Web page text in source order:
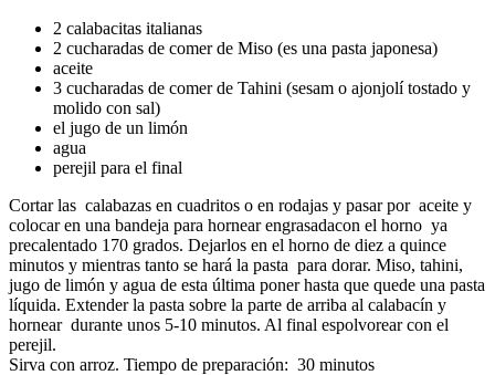
2 calabacitas italianas
2 cucharadas de comer de Miso (es una pasta japonesa)
aceite
3 cucharadas de comer de Tahini (sesam o ajonjolí tostado y
molido con sal)
el jugo de un limón
agua
perejil para el final
Cortar las calabazas en cuadritos o en rodajas y pasar por aceite y
colocar en una bandeja para hornear engrasadacon el horno ya
precalentado 170 grados. Dejarlos en el horno de diez a quince
minutos y mientras tanto se hará la pasta para dorar. Miso, tahini,
jugo de limón y agua de esta última poner hasta que quede una pasta
líquida. Extender la pasta sobre la parte de arriba al calabacín y
hornear durante unos 5-10 minutos. Al final espolvorear con el
perejil.
Sirva con arroz. Tiempo de preparación: 30 minutos